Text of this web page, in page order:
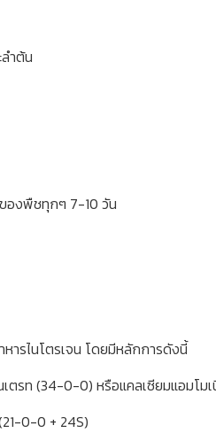
ำต้น
ของพืชทุกๆ 7-10 วัน
ารไนโตรเจน โดยมีหลักการดังนี้
รท (34-0-0) หรือแคลเซียมแอมโม
0-0 + 24S)